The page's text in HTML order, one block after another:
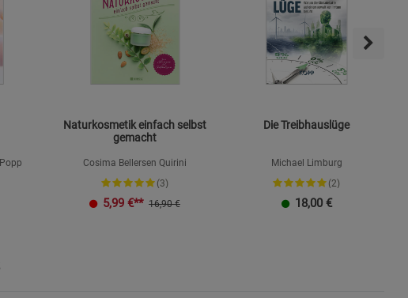
Naturkosmetik einfach selbst
gemacht
Cosima Bellersen Quirini
(3)
5,99 €** 16,90 €
Die Treibhauslüge
Michael Limburg
(2)
18,00 €
Cookies